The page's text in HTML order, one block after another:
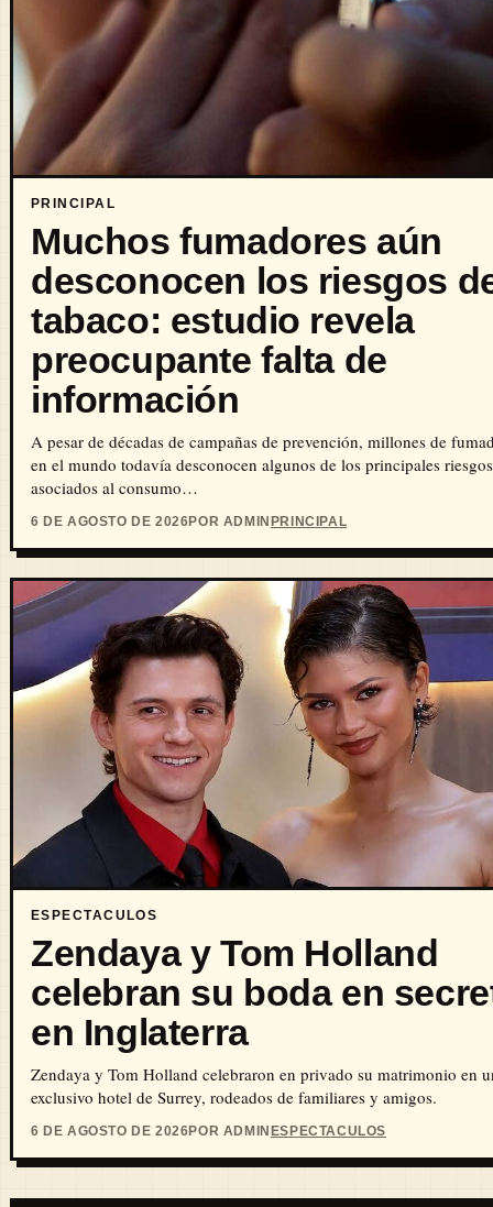
PRINCIPAL
Muchos fumadores aún
desconocen los riesgos
tabaco: estudio revela
preocupante falta de
información
A pesar de décadas de campañas de prevención, millones de
en el mundo todavía desconocen algunos de los principales riesgos
asociados al consumo…
6 DE AGOSTO DE 2026POR ADMIN PRINCIPAL
ESPECTACULOS
Zendaya y Tom Holland
celebran su boda en
en Inglaterra
Zendaya y Tom Holland celebraron en privado su matrimonio en
exclusivo hotel de Surrey, rodeados de familiares y amigos.
6 DE AGOSTO DE 2026POR ADMIN ESPECTACULOS